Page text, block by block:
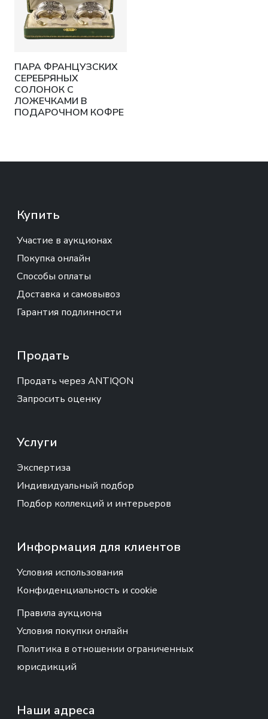
ПАРА ФРАНЦУЗСКИХ
СЕРЕБРЯНЫХ
СОЛОНОК С
ЛОЖЕЧКАМИ В
ПОДАРОЧНОМ КОФРЕ
Купить
Участие в аукционах
Покупка онлайн
Способы оплаты
Доставка и самовывоз
Гарантия подлинности
Продать
Продать через ANTIQON
Запросить оценку
Услуги
Экспертиза
Индивидуальный подбор
Подбор коллекций и интерьеров
Информация для клиентов
Условия использования
Конфиденциальность и cookie
Правила аукциона
Условия покупки онлайн
Политика в отношении ограниченных
юрисдикций
Наши адреса